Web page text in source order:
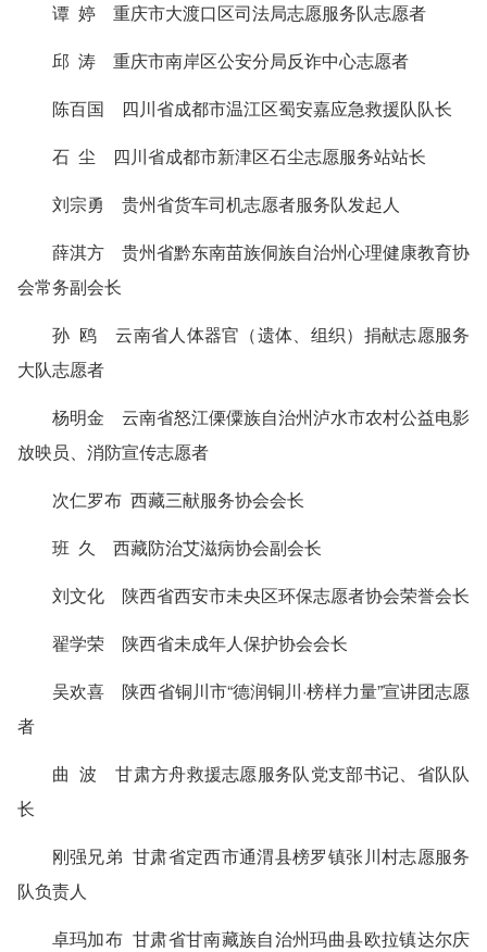
谭 婷 重庆市大渡口区司法局志愿服务队志愿者
邱 涛 重庆市南岸区公安分局反诈中心志愿者
陈百国 四川省成都市温江区蜀安嘉应急救援队队长
石 尘 四川省成都市新津区石尘志愿服务站站长
刘宗勇 贵州省货车司机志愿者服务队发起人
薛淇方 贵州省黔东南苗族侗族自治州心理健康教育协
会常务副会长
孙 鸥 云南省人体器官（遗体、组织）捐献志愿服务
大队志愿者
杨明金 云南省怒江傈僳族自治州泸水市农村公益电影
放映员、消防宣传志愿者
次仁罗布 西藏三献服务协会会长
班 久 西藏防治艾滋病协会副会长
刘文化 陕西省西安市未央区环保志愿者协会荣誉会长
翟学荣 陕西省未成年人保护协会会长
吴欢喜 陕西省铜川市“德润铜川·榜样力量”宣讲团志愿
者
曲 波 甘肃方舟救援志愿服务队党支部书记、省队队
长
刚强兄弟 甘肃省定西市通渭县榜罗镇张川村志愿服务
队负责人
卓玛加布 甘肃省甘南藏族自治州玛曲县欧拉镇达尔庆